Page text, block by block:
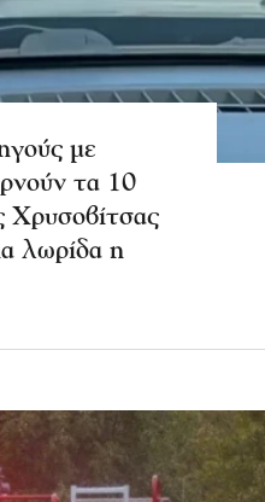
με
τα 10
λωρίδα η